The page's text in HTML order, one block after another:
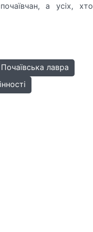
а усіх, хто
Почаївська лавра